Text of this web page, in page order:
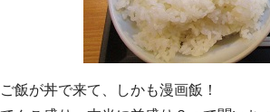
ご飯が丼で来て、しかも漫画飯！